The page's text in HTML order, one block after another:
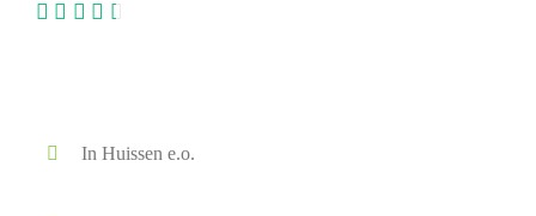
In Huissen e.o.